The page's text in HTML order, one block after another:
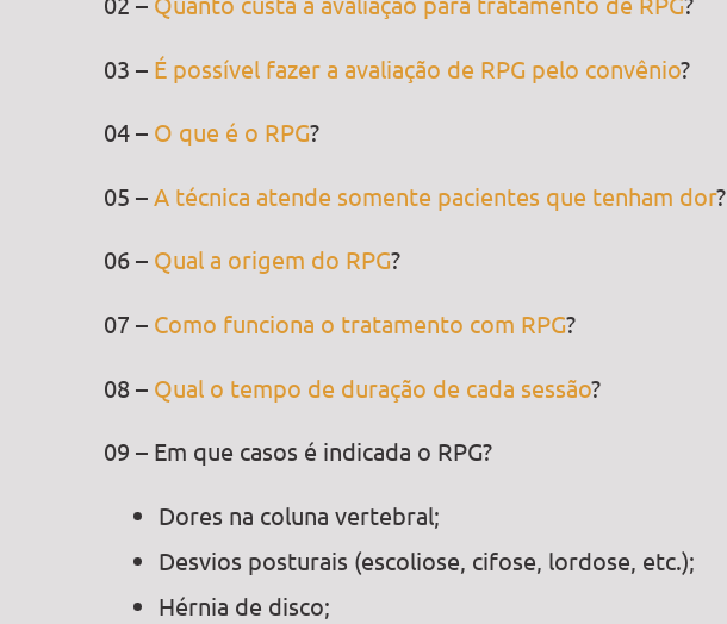
03 – É possível fazer a avaliação de RPG pelo convênio?
04 – O que é o RPG?
05 – A técnica atende somente pacientes que tenham dor?
06 – Qual a origem do RPG?
07 – Como funciona o tratamento com RPG?
08 – Qual o tempo de duração de cada sessão?
09 – Em que casos é indicada o RPG?
Dores na coluna vertebral;
Desvios posturais (escoliose, cifose, lordose, etc.);
Hérnia de disco;